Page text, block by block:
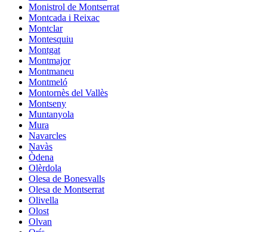
Monistrol de Montserrat
Montcada i Reixac
Montclar
Montesquiu
Montgat
Montmajor
Montmaneu
Montmeló
Montornès del Vallès
Montseny
Muntanyola
Mura
Navarcles
Navàs
Òdena
Olèrdola
Olesa de Bonesvalls
Olesa de Montserrat
Olivella
Olost
Olvan